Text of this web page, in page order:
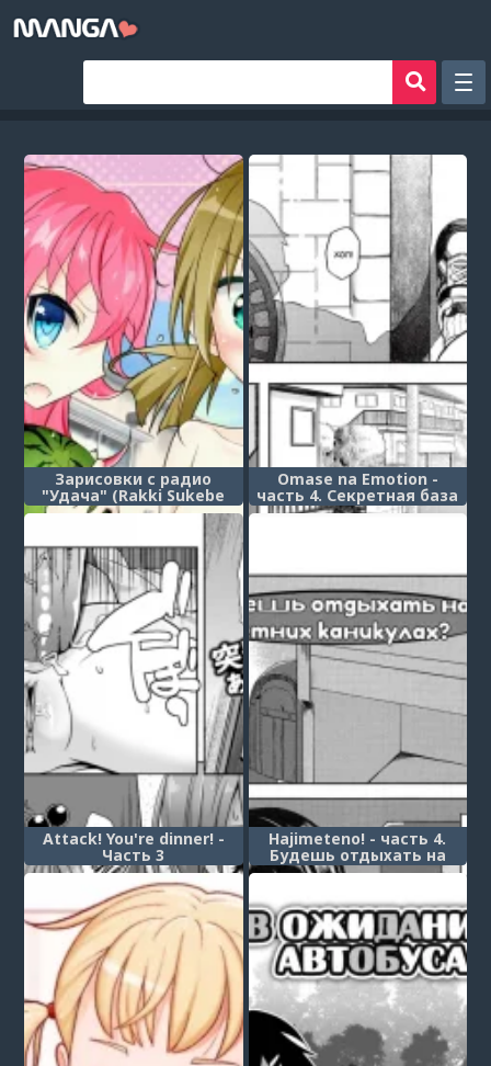
Фильтр
Авторы
Аниме хентай
Сборники манги
Sign in
Register
Зарисовки с радио
"Удача" (Rakki Sukebe
Channeru)
Omase na Emotion -
часть 4. Секретная база
(Himitsugoto | Secret
Attack! You're dinner! -
Часть 3
Hajimeteno! - часть 4.
Будешь отдыхать на
летних каникулах?
What Are You Doing During
Summer Break?)